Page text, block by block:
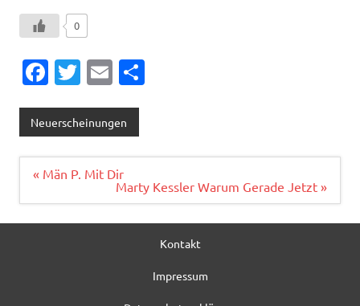
0
Fa
e
b
o
o
k
T
it
te
r
E
ai
l
n
Neuerscheinungen
Beitragsnavigation
« Män P. Mit Dir
Marty Kessler Warum Gerade Jetzt »
Kontakt
Impressum